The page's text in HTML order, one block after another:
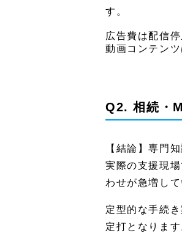
す。
広告費は配信
動画コンテン
Q2. 相続・
【結論】専門
実際の支援現
わせが急増して
定型的な手続
定打となります